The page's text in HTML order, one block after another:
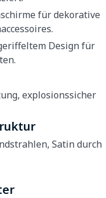
explosionssicher
Satin durch